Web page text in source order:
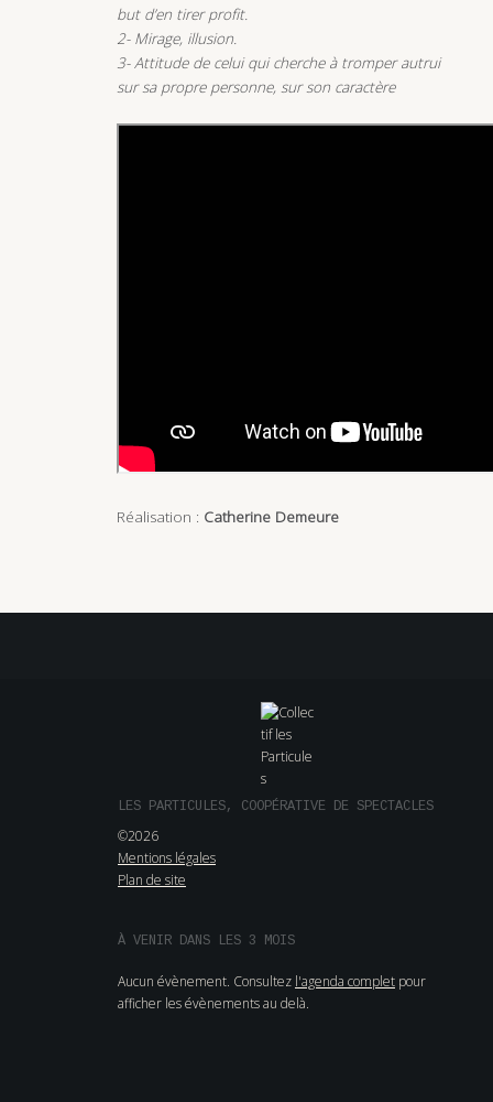
but d’en tirer profit.
2- Mirage, illusion.
3- Attitude de celui qui cherche à tromper autrui
sur sa propre personne, sur son caractère
Réalisation : Catherine Demeure
LES PARTICULES, COOPÉRATIVE DE SPECTACLES
©2026
Mentions légales
Plan de site
À VENIR DANS LES 3 MOIS
Aucun évènement. Consultez l'agenda complet pour
afficher les évènements au delà.